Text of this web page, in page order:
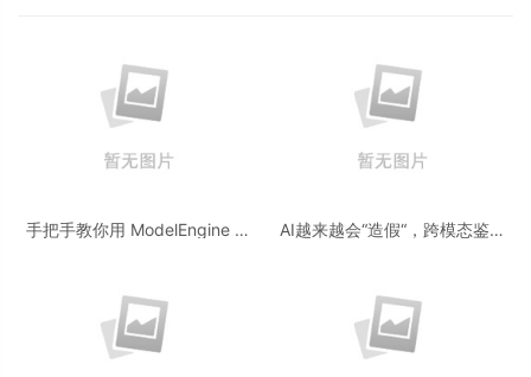
手把手教你用 ModelEngine 打
AI越来越会“造假“，跨模态鉴伪